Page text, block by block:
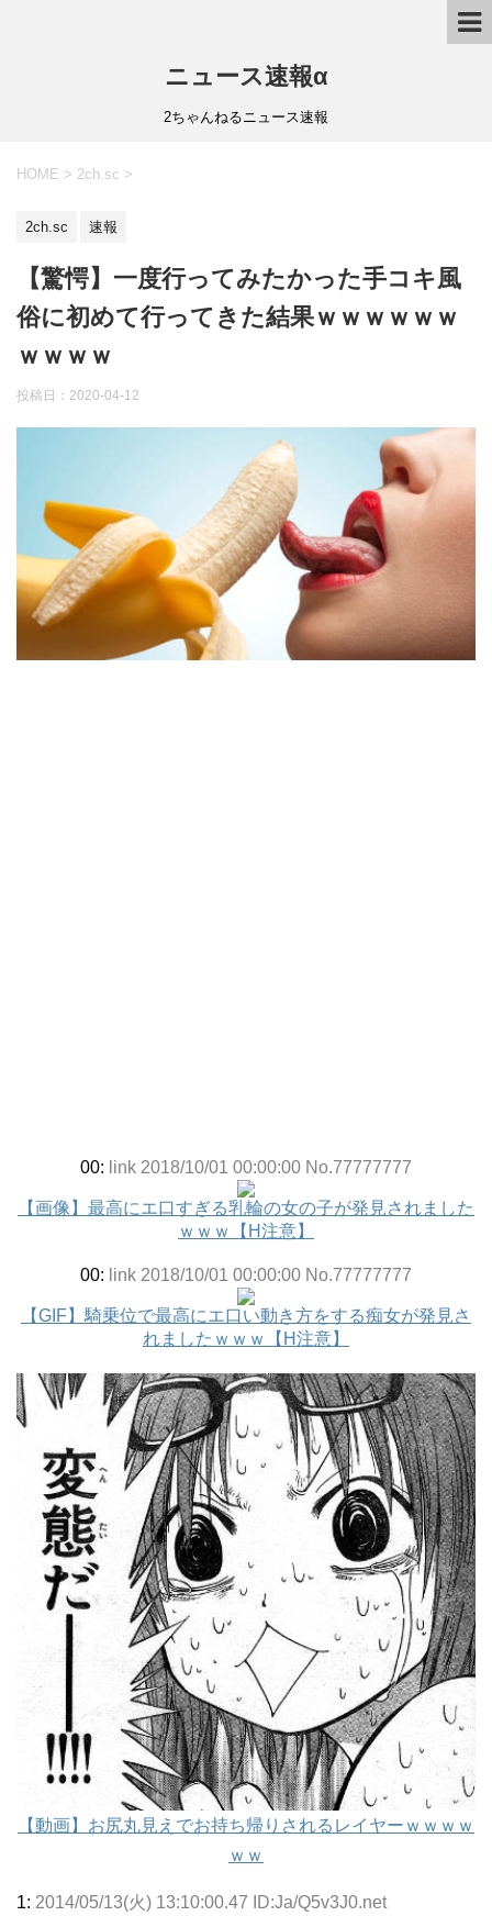
ニュース速報α
2ちゃんねるニュース速報
HOME > 2ch.sc >
2ch.sc 速報
【驚愕】一度行ってみたかった手コキ風
俗に初めて行ってきた結果ｗｗｗｗｗｗ
ｗｗｗｗ
投稿日： 2020-04-12
00: link 2018/10/01 00:00:00 No.77777777
【画像】最高にエ口すぎる乳輪の女の子が発見されました
ｗｗｗ【H注意】
00: link 2018/10/01 00:00:00 No.77777777
【GIF】騎乗位で最高にエ口い動き方をする痴女が発見さ
れましたｗｗｗ【H注意】
【動画】お尻丸見えでお持ち帰りされるレイヤーｗｗｗｗ
ｗｗ
1: 2014/05/13(火) 13:10:00.47 ID:Ja/Q5v3J0.net